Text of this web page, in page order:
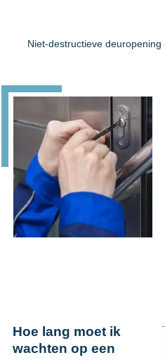
Niet-destructieve
Hoe lang moet ik
wachten op een